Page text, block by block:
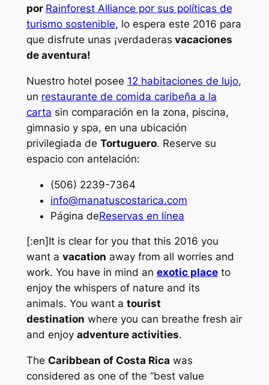
por Rainforest Alliance por sus políticas de
turismo sostenible, lo espera este 2016 para
que disfrute unas ¡verdaderas vacaciones
de aventura!
Nuestro hotel posee 12 habitaciones de lujo,
un restaurante de comida caribeña a la
carta sin comparación en la zona, piscina,
gimnasio y spa, en una ubicación
privilegiada de Tortuguero. Reserve su
espacio con antelación:
(506) 2239-7364
info@manatuscostarica.com
Página deReservas en línea
[:en]It is clear for you that this 2016 you
want a vacation away from all worries and
work. You have in mind an exotic placeto
enjoy the whispers of nature and its
animals. You want a tourist
destination where you can breathe fresh air
and enjoy adventure activities.
The Caribbean of Costa Rica was
considered as one of the “best value